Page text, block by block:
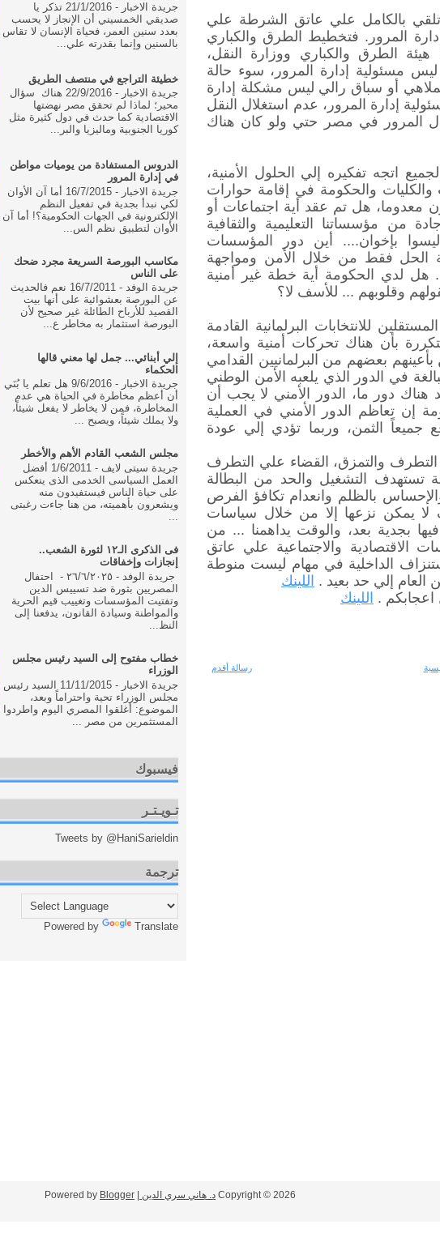
تلقي بالكامل علي عاتق الشرطة علي
إطار إدارة المرور. فتخطيط الطرق والكباري
الطرق والكباري ووزارة النقل،
مسئولية إدارة المرور، سوء حالة
أو سباق رالي ليس مشكلة إدارة
إدارة المرور، عدم استغلال النقل
المرور في مصر حتي ولو كان هناك
اتجه تفكيره إلي الحلول الأمنية،
والحكومة في إقامة حوارات
معدوما، هل تم عقد أية اجتماعات أو
من مؤسساتنا التعليمية والثقافية
بإخوان.... أين دور المؤسسات
الحل فقط من خلال الأمن ومواجهة
هل لدي الحكومة أية خطة غير أمنية
وقلوبهم ... للأسف لا؟
للانتخابات البرلمانية القادمة
بأن هناك تحركات أمنية واسعة،
بعضهم من البرلمانيين القدامي
في الدور الذي يلعبه الأمن الوطني
هناك دور ما، الدور الأمني لا يجب أن
إن تعاظم الدور الأمني في العملية
جميعاً الثمن، وربما تؤدي إلي عودة
التطرف والتمزق، القضاء علي التطرف
تستهدف التشغيل والحد من البطالة
بالظلم وانعدام تكافؤ الفرص
يمكن نزعها إلا من خلال سياسات
فيها بجدية بعد، والوقت يداهمنا ... من
الاقتصادية والاجتماعية علي عاتق
الداخلية في مهام ليست منوطة
العام إلي حد بعيد . اللينك
اعجابكم . اللينك
رسالة أقدم
جريدة الاخبار - 21/1/2016 تذكر يا
صديقي الخمسيني أن الإنجاز لا يحسب
بعدد سنين العمر، فحياة الإنسان لا تقاس
بالسنين وإنما بقدرته علي...
خطيئة التراجع في منتصف الطريق
جريدة الاخبار - 22/9/2016 هناك سؤال
محير؛ لماذا لم تحقق مصر نهضتها
الاقتصادية كما حدث في دول كثيرة مثل
كوريا الجنوبية وماليزيا والبر...
الدروس المستفادة من يوميات مواطن
في إدارة المرور
جريدة الاخبار - 16/7/2015 أما آن الأوان
لكي نبدأ بجدية في تفعيل النظم
الإلكترونية في الجهات الحكومية؟! أما آن
الأوان لتطبيق نظم الس...
مكاسب البورصة السريعة مجرد ضحك
على الناس
جريدة الوفد - 16/7/2011 نعم فالحديث
عن البورصة بعشوائية على أنها بيت
القصيد للأرباح الطائلة غير صحيح لأن
البورصة استثمار به مخاطر ع...
إلي أبنائي... جمل لها معني قالها
الحكماء
جريدة الاخبار - 9/6/2016 هل تعلم يا بُنَي
أن أعظم مخاطرة في الحياة هي عدم
المخاطرة، فمن لا يخاطر لا يفعل شيئاً،
ولا يملك شيئاً، ويصبح ...
مجلس الشعب القادم الأهم والأخطر
جريدة سيتى لايف - 1/6/2011 أفضل
العمل السياسى الخدمى الذى ينعكس
على حياة الناس فيستفيدون منه
ويشعرون بأهميته، من هنا جاءت رغبتى
فى الذكرى الـ١٢ لثورة الشعب..
إنجازات وإخفاقات
جريدة الوفد - ٢٦/٦/٢٠٢٥ - احتفال
المصريين بثورة ضد تسييس الدين
وتفتيت المؤسسات وتغييب قيم الحرية
والمواطنة وسيادة القانون، يدفعنا إلى
النظ...
خطاب مفتوح إلى السيد رئيس مجلس
الوزراء
جريدة الاخبار - 11/11/2015 السيد رئيس
مجلس الوزراء تحية واحتراماً وبعد،
الموضوع: أغلقوا المصري اليوم واطردوا
المستثمرين من مصر ...
فيسبوك
تـويـتـر
Tweets by @HaniSarieldin
ترجمة
Powered by Translate
Copyright © 2026 د. هاني سري الدين | Powered by
Blogger